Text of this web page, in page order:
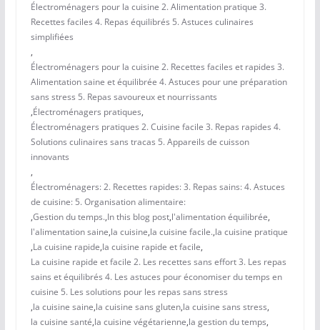
Électroménagers pour la cuisine 2. Alimentation pratique 3.
Recettes faciles 4. Repas équilibrés 5. Astuces culinaires
simplifiées
,
Électroménagers pour la cuisine 2. Recettes faciles et rapides 3.
Alimentation saine et équilibrée 4. Astuces pour une préparation
sans stress 5. Repas savoureux et nourrissants
,Électroménagers pratiques,
Électroménagers pratiques 2. Cuisine facile 3. Repas rapides 4.
Solutions culinaires sans tracas 5. Appareils de cuisson
innovants
,
Électroménagers: 2. Recettes rapides: 3. Repas sains: 4. Astuces
de cuisine: 5. Organisation alimentaire:
,Gestion du temps.,In this blog post,l'alimentation équilibrée,
l'alimentation saine,la cuisine,la cuisine facile.,la cuisine pratique
,La cuisine rapide,la cuisine rapide et facile,
La cuisine rapide et facile 2. Les recettes sans effort 3. Les repas
sains et équilibrés 4. Les astuces pour économiser du temps en
cuisine 5. Les solutions pour les repas sans stress
,la cuisine saine,la cuisine sans gluten,la cuisine sans stress,
la cuisine santé,la cuisine végétarienne,la gestion du temps,